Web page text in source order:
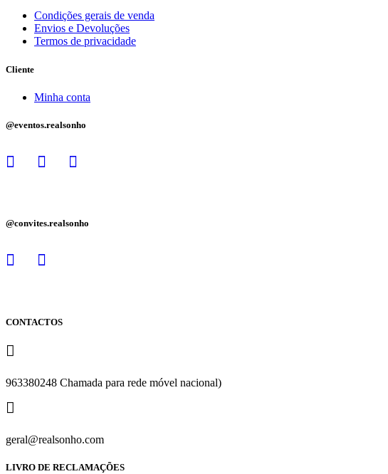
Condições gerais de venda
Envios e Devoluções
Termos de privacidade
Cliente
Minha conta
@eventos.realsonho
@convites.realsonho
CONTACTOS
963380248 Chamada para rede móvel nacional)
geral@realsonho.com
LIVRO DE RECLAMAÇÕES